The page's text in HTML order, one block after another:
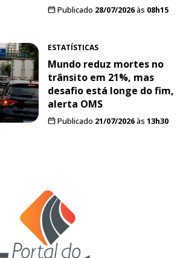
Publicado 28/07/2026às 08h15
ESTATÍSTICAS
Mundo reduz mortes no
trânsito em 21%, mas
desafio está longe do fim,
alerta OMS
Publicado 21/07/2026às 13h30